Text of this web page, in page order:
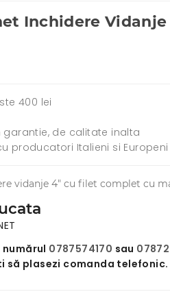
Inchidere Vidanje
400 lei
garantie, de calitate inalta
producatori Italieni si Europeni
vidanje 4" cu filet complet cu
0787574170 sau
să plasezi comanda telefonic.